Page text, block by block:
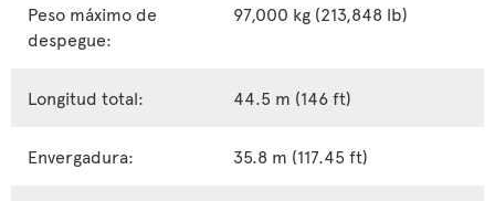
Peso máximo de
despegue:
97,000 kg (213,848 lb)
Longitud total: 44.5 m (146 ft)
Envergadura: 35.8 m (117.45 ft)